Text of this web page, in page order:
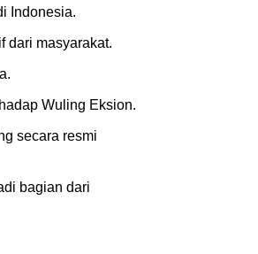
Indonesia.
dari masyarakat.
Wuling Eksion.
secara resmi
bagian dari